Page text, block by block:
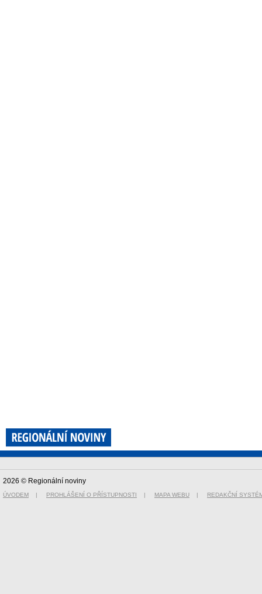
2026 © Regionální noviny
ÚVODEM | PROHLÁŠENÍ O PŘÍSTUPNOSTI | MAPA WEBU | REDAKČNÍ